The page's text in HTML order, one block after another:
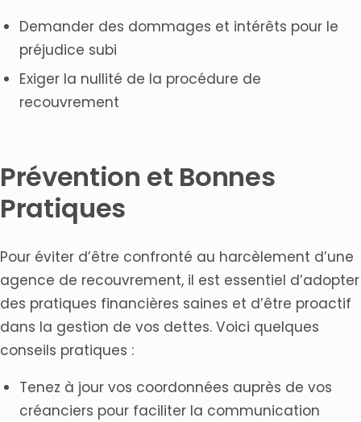
Demander des dommages et intérêts pour le
préjudice subi
Exiger la nullité de la procédure de
recouvrement
Prévention et Bonnes
Pratiques
Pour éviter d’être confronté au harcèlement d’une
agence de recouvrement, il est essentiel d’adopter
des pratiques financières saines et d’être proactif
dans la gestion de vos dettes. Voici quelques
conseils pratiques :
Tenez à jour vos coordonnées auprès de vos
créanciers pour faciliter la communication